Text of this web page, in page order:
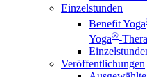
Einzelstunden
Benefit Yoga
Yoga®-
Veröffentlichungen